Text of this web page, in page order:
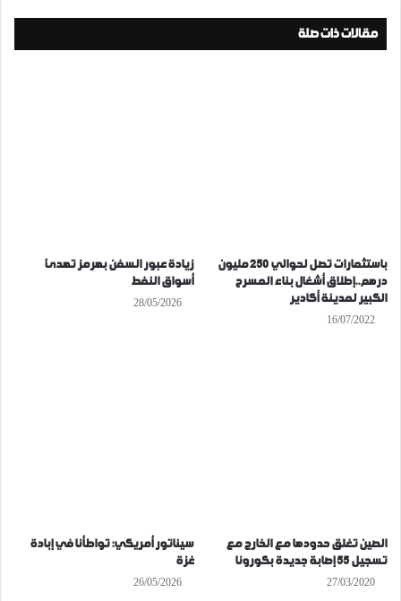
مقالات ذات صلة
باستثمارات تصل لحوالي 250 مليون
درهم..إطلاق أشغال بناء المسرح
الكبير لمدينة أكادير
16/07/2022
زيادة عبور السفن بهرمز تهدئ
أسواق النفط
28/05/2026
الصين تغلق حدودها مع الخارج مع
تسجيل 55 إصابة جديدة بكورونا
27/03/2020
سيناتور أمريكي: تواطأنا في إبادة
غزة
26/05/2026